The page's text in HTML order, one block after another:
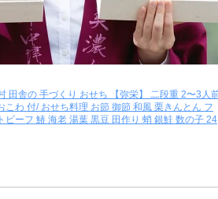
田舎の 手づくり おせち 【弥栄】 二段重 2〜3人
こわ 付/ おせち料理 お節 御節 和風 栗きんとん フ
ビーフ 鰆 海老 湯葉 黒豆 田作り 蛸 銀鮭 数の子 24